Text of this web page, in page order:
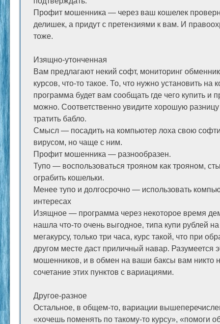
Профит мошенника — через ваш кошелек
делишек, а придут с претензиями к вам. И
тоже.
Изящно-утонченная
Вам предлагают некий софт, мониторинг
курсов, что-то такое. То, что нужно установить на
программа будет вам сообщать где чего купить и
можно. Соответственно увидите хорошую
тратить бабло.
Смысл — посадить на компьютер лоха свою
вирусом, но чаще с ним.
Профит мошенника — разнообразен.
Тупо — воспользоваться трояном как трояном,
ограбить кошельки.
Менее тупо и долгосрочно — использовать
интересах
Изящное — программа через некоторое время
нашла что-то очень выгодное, типа купи рублей
мегакурсу, только три часа, курс такой, что при
другом месте даст приличный навар. Разумеется
мошенников, и в обмен на ваши баксы вам никто
сочетание этих пунктов с вариациями.
Другое-разное
Остальное, в общем-то, вариации
«хочешь поменять по такому-то курсу», «помоги